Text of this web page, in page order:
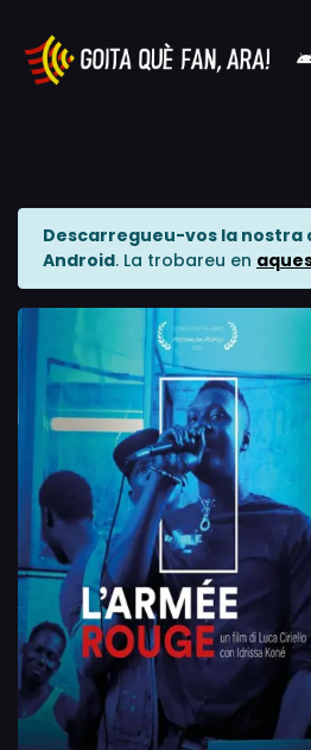
Descarregueu-vos la nostra
Android. La trobareu en